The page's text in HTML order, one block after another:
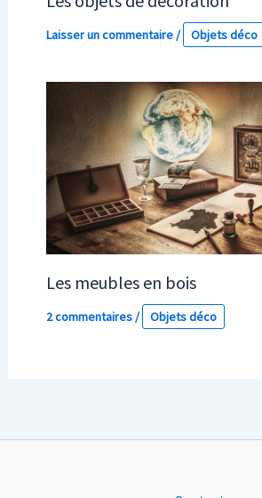
Laisser un commentaire/ Objets déco
Les meubles en bois
2 commentaires/ Objets déco